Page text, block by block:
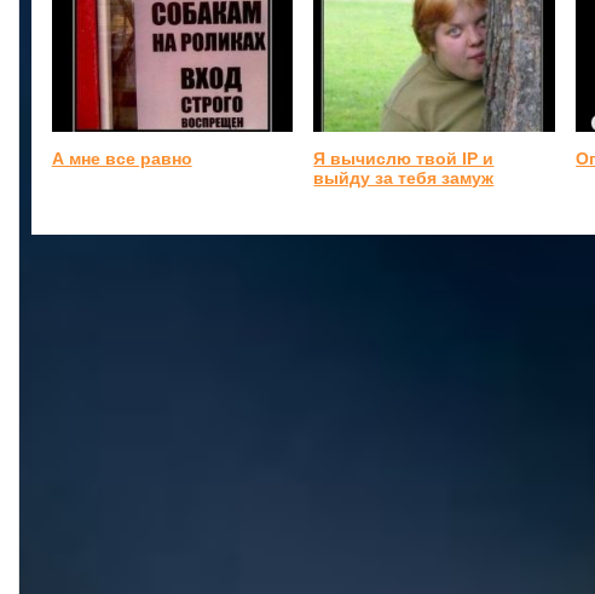
А мне все равно
Я вычислю твой IP и
выйду за тебя замуж